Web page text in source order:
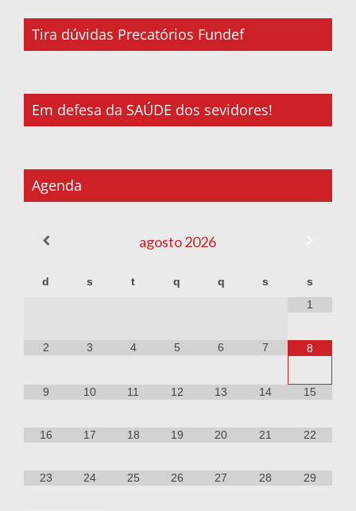
Tira dúvidas Precatórios Fundef
Em defesa da SAÚDE dos sevidores!
Agenda
agosto2026
d s t q q s
s
1
2 3 4 5 6 7 8
9 10 11 12 13 14 15
16 17 18 19 20 21 22
23 24 25 26 27 28 29